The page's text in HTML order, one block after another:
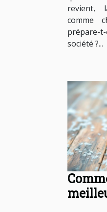
revient,
comme
prépare-
société ?...